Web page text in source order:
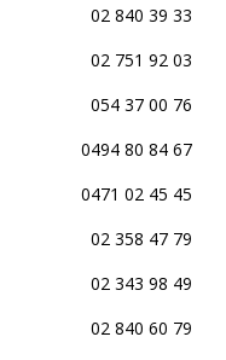
02 840 39 33
02 751 92 03
054 37 00 76
0494 80 84 67
0471 02 45 45
02 358 47 79
02 343 98 49
02 840 60 79